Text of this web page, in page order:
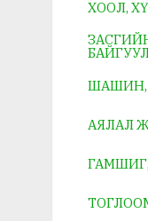
ХООЛ,
ШАШИН,
АЯЛАЛ